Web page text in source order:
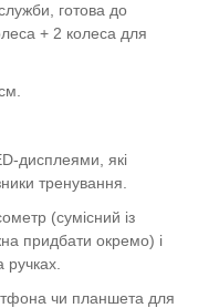
готова до
+ 2 колеса для
дисплеями, які
тренування.
(сумісний із
придбати окремо) і
чи планшета для